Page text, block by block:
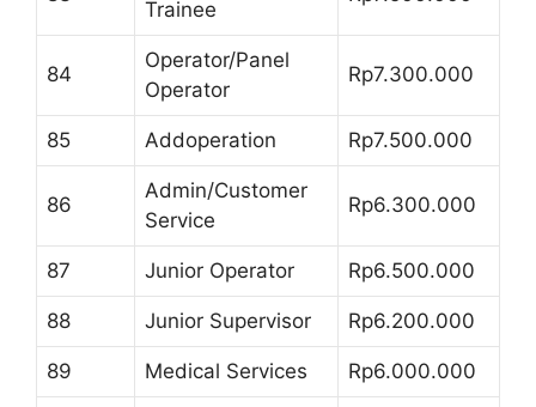
Trainee
84
Operator/Panel
Operator
Rp7.300.000
85 Addoperation Rp7.500.000
86
Admin/Customer
Service
Rp6.300.000
87 Junior Operator Rp6.500.000
88 Junior Supervisor Rp6.200.000
89 Medical Services Rp6.000.000